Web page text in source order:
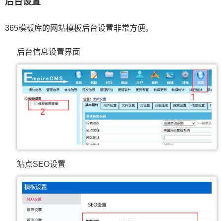
365模板库的网站模板后台设置非常方便。
后台信息设置界面
站点SEO设置